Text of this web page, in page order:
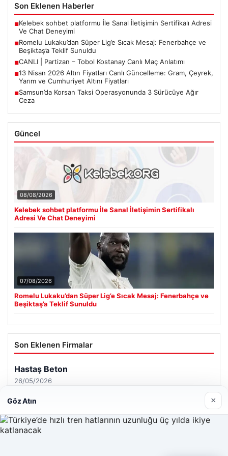
Son Eklenen Haberler
■Kelebek sohbet platformu İle Sanal İletişimin Sertifikalı Adresi
Ve Chat Deneyimi
■Romelu Lukaku’dan Süper Lig’e Sıcak Mesaj: Fenerbahçe ve
Beşiktaş’a Teklif Sunuldu
■CANLI | Partizan – Tobol Kostanay Canlı Maç Anlatımı
■13 Nisan 2026 Altın Fiyatları Canlı Güncelleme: Gram, Çeyrek,
Yarım ve Cumhuriyet Altını Fiyatları
■Samsun’da Korsan Taksi Operasyonunda 3 Sürücüye Ağır
Ceza
Güncel
08/08/2026
Kelebek sohbet platformu İle Sanal İletişimin Sertifikalı
Adresi Ve Chat Deneyimi
07/08/2026
Romelu Lukaku’dan Süper Lig’e Sıcak Mesaj: Fenerbahçe ve
Beşiktaş’a Teklif Sunuldu
Son Eklenen Firmalar
Hastaş Beton
26/05/2026
Göz Atın ×